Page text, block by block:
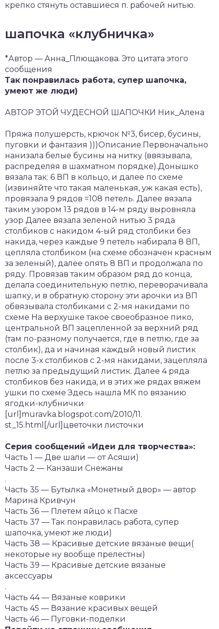
крепко стянуть оставшиеся п. рабочей нитью.
шапочка «клубничка»
*Автор — Анна_Плющакова. Это цитата этого
сообщения
Так понравилась работа, супер шапочка,
умеют же люди)
АВТОР ЭТОЙ ЧУДЕСНОЙ ШАПОЧКИ Ник_Алена
Пряжа полушерсть, крючок №3, бисер, бусины,
пуговки и фантазия )))Описание.Первоначально
нанизала белые бусины на нитку (ввязывала,
распределяя в шахматном порядке).Донышко
вязала так: 6 ВП в кольцо, и далее по схеме
(извиняйте что такая маленькая, уж какая есть),
провязала 9 рядов =108 петель. Далее вязала
таким узором 13 рядов в 14-м ряду выровняла
узор Далее вязала зеленой нитью 3 ряда
столбиков с накидом 4-ый ряд столбики без
накида, через каждые 9 петель набирала 8 ВП,
цепляла столбиком (на схеме обозначен красным
за зеленый), далее опять 8 ВП и продолжала по
ряду. Провязав таким образом ряд до конца,
делала соединительную петлю, переворачивала
шапку, и в обратную сторону эти арочки из ВП
обвязывала столбиками с 2-мя накидами по
схеме На верхушке такое своеобразное пико,
центральной ВП зацепленной за верхний ряд
(там по-разному получается, где в петлю, где за
столбик), да и начиная каждый новый листик
после 3-х столбиков с 2-мя накидами, зацепляла
петлю за предыдущий листик. Далее 4 ряда
столбиков без накида, и в этих же рядах вяжем
ушки по схеме Здесь нашла МК по вязанию
ягодки-клубнички
[url]muravka.blogspot.com/2010/11.
st_15.html[/url]цветочки листочки
Серия сообщений «Идеи для творчества»:
Часть 1 — Две шали — от Асяши)
Часть 2 — Канзаши Снежаны
.
Часть 35 — Бутылка «Монетный двор» — автор
Марина Кривчун
Часть 36 — Плетем яйцо к Пасхе
Часть 37 — Так понравилась работа, супер
шапочка, умеют же люди)
Часть 38 — Красивые детские вязаные вещи(
некоторые ну вообще прелестны)
Часть 39 — Красивые детские вязаные
аксессуары
.
Часть 44 — Вязаные коврики
Часть 45 — Вязание красивых вещей
Часть 46 — Пуговки-поделки